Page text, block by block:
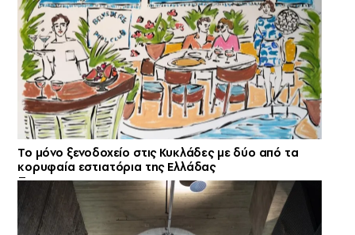
Το μόνο ξενοδοχείο στις Κυκλάδες με δύο από τα
κορυφαία εστιατόρια της Ελλάδας